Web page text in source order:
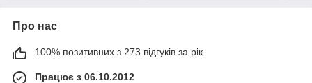
Про нас
100% позитивних з 273 відгуків за рік
Працює з 06.10.2012